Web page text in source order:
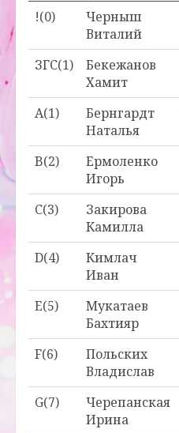
!(0)
Черныш
Виталий
ЗГС(1)
Бекежанов
Хамит
A(1)
Бернгардт
Наталья
B(2)
Ермоленко
Игорь
C(3)
Закирова
Камилла
D(4)
Кимлач
Иван
E(5)
Мукатаев
Бахтияр
F(6)
Польских
Владислав
G(7)
Черепанская
Ирина